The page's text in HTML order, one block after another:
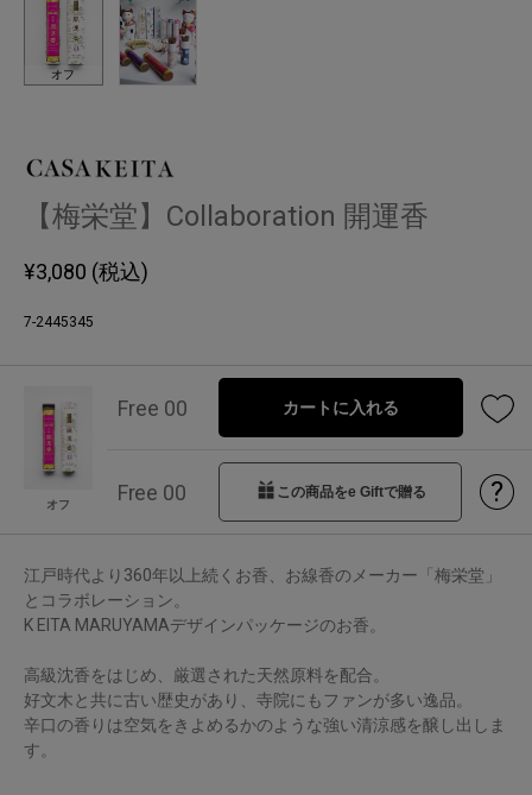
オフ
【梅栄堂】Collaboration 開運香
¥3,080 (税込)
7-2445345
オフ
Free 00 カートに入れる
Free 00 この商品をe Giftで贈る ?
江戸時代より360年以上続くお香、お線香のメーカー「梅栄堂」
とコラボレーション。
K EITA MARUYAMAデザインパッケージのお香。
高級沈香をはじめ、厳選された天然原料を配合。
好文木と共に古い歴史があり、寺院にもファンが多い逸品。
辛口の香りは空気をきよめるかのような強い清涼感を醸し出しま
す。